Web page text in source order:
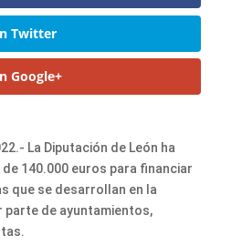
Twitter
Google+
La Diputación de León ha
140.000 euros para financiar
que se desarrollan en la
parte de ayuntamientos,